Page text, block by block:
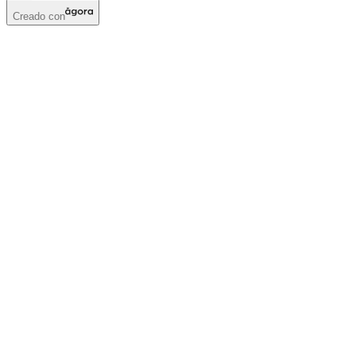
Creado con